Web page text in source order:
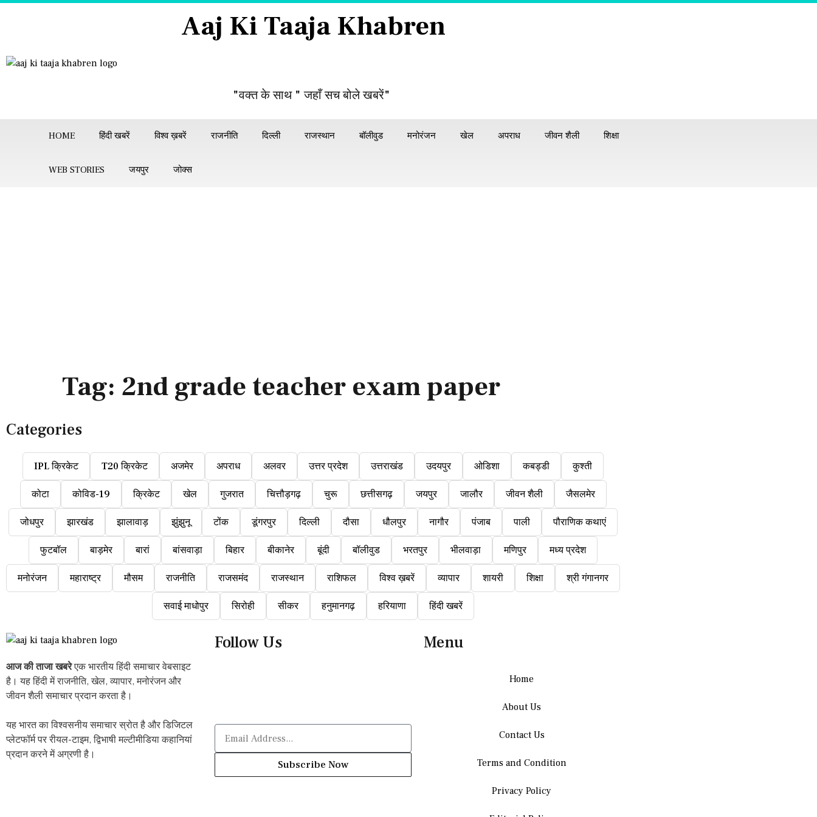
Aaj Ki Taaja Khabren
"वक्त के साथ " जहाँ सच बोले खबरें"
HOME हिंदी खबरें विश्व ख़बरें राजनीति दिल्ली राजस्थान बॉलीवुड मनोरंजन खेल अपराध जीवन शैली शिक्षा
WEB STORIES जयपुर जोक्स
Tag: 2nd grade teacher exam paper
Categories
IPL क्रिकेट T20 क्रिकेट अजमेर अपराध अलवर उत्तर प्रदेश उत्तराखंड उदयपुर ओडिशा कबड्डी कुश्ती
कोटा कोविड-19 क्रिकेट खेल गुजरात चित्तौड़गढ़ चुरू छत्तीसगढ़ जयपुर जालौर जीवन शैली जैसलमेर
जोधपुर झारखंड झालावाड़ झुंझुनू टोंक डूंगरपुर दिल्ली दौसा धौलपुर नागौर पंजाब पाली पौराणिक कथाएं
फुटबॉल बाड़मेर बारां बांसवाड़ा बिहार बीकानेर बूंदी बॉलीवुड भरतपुर भीलवाड़ा मणिपुर मध्य प्रदेश
मनोरंजन महाराष्ट्र मौसम राजनीति राजसमंद राजस्थान राशिफल विश्व ख़बरें व्यापार शायरी शिक्षा श्री गंगानगर
सवाई माधोपुर सिरोही सीकर हनुमानगढ़ हरियाणा हिंदी खबरें
आज की ताजा खबरेएक भारतीय हिंदी समाचार वेबसाइट
है। यह हिंदी में राजनीति, खेल, व्यापार, मनोरंजन और
जीवन शैली समाचार प्रदान करता है।
यह भारत का विश्वसनीय समाचार स्रोत है और डिजिटल
प्लेटफॉर्म पर रीयल-टाइम, द्विभाषी मल्टीमीडिया कहानियां
प्रदान करने में अग्रणी है।
Follow Us
Subscribe Now
Menu
Home
About Us
Contact Us
Terms and Condition
Privacy Policy